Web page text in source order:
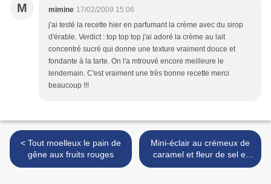
M mimine 17/02/2009 15:06
j'ai testé la recette hier en parfumant la crème avec du sirop
d'érable. Verdict : top top top j'ai adoré la crème au lait
concentré sucré qui donne une texture vraiment douce et
fondante à la tarte. On l'a mtrouvé encore meilleure le
lendemain. C'est vraiment une très bonne recette merci
beaucoup !!!
< Tout moelleux le pain de
gêne aux fruits rouges
Mini-éclair au crémeux de
caramel et fleur de sel et
son croustillant de